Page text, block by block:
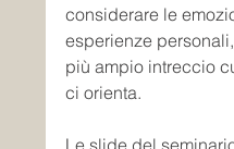
considerare le
esperienze
più ampio intreccio
ci orienta.
Le slide del